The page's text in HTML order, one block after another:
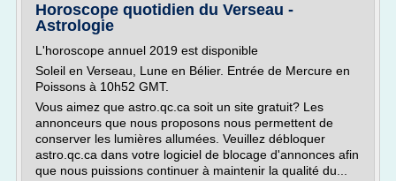
Horoscope quotidien du Verseau -
Astrologie
L'horoscope annuel 2019 est disponible
Soleil en Verseau, Lune en Bélier. Entrée de Mercure en
Poissons à 10h52 GMT.
Vous aimez que astro.qc.ca soit un site gratuit? Les
annonceurs que nous proposons nous permettent de
conserver les lumières allumées. Veuillez débloquer
astro.qc.ca dans votre logiciel de blocage d'annonces afin
que nous puissions continuer à maintenir la qualité du...